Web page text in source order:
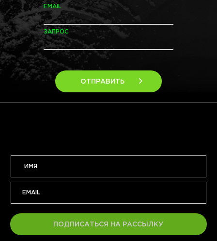
EMAIL
ЗАПРОС
ОТПРАВИТЬ
ПОДПИСАТЬСЯ НА РАССЫЛКУ